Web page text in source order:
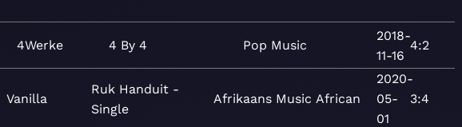
4Werke 4 By 4 Pop Music
2018-
11-16
4:2
Vanilla
Ruk Handuit -
Single
Afrikaans Music African
2020-
05-
01
3:4